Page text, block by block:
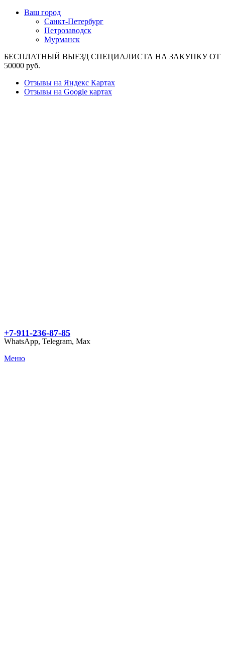
Ваш город
Санкт-Петербург
Петрозаводск
Мурманск
БЕСПЛАТНЫЙ ВЫЕЗД СПЕЦИАЛИСТА НА ЗАКУПКУ ОТ
50000 руб.
Отзывы на Яндекс Картах
Отзывы на Google картах
+7-911-236-87-85
WhatsApp, Telegram, Max
Меню